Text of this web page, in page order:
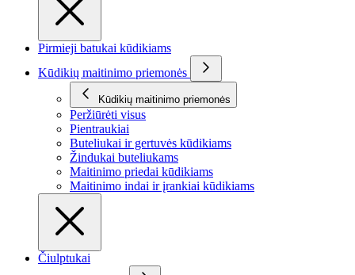
Pirmieji batukai kūdikiams
Kūdikių maitinimo priemonės
Kūdikių maitinimo priemonės
Peržiūrėti visus
Pientraukiai
Buteliukai ir gertuvės kūdikiams
Žindukai buteliukams
Maitinimo priedai kūdikiams
Maitinimo indai ir įrankiai kūdikiams
Čiulptukai